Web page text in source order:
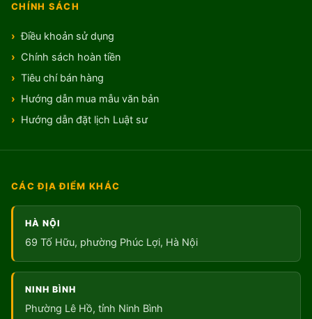
CHÍNH SÁCH
Điều khoản sử dụng
Chính sách hoàn tiền
Tiêu chí bán hàng
Hướng dẫn mua mẫu văn bản
Hướng dẫn đặt lịch Luật sư
CÁC ĐỊA ĐIỂM KHÁC
HÀ NỘI
69 Tố Hữu, phường Phúc Lợi, Hà Nội
NINH BÌNH
Phường Lê Hồ, tỉnh Ninh Bình